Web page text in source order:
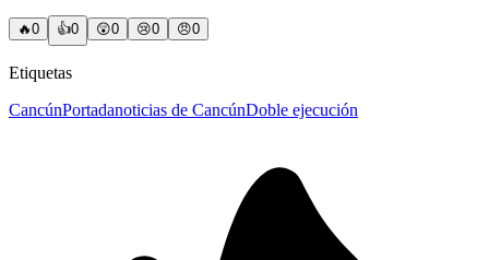
🔥0 👍0 😲0 😢0 😠0
Etiquetas
CancúnPortadanoticias de CancúnDoble ejecución